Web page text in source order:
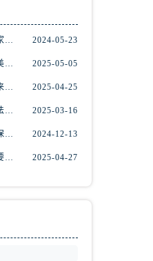
万宝龙手表维修部网点哪家好(万宝龙手表售后维修服务专业、快捷、可靠的推荐) 2024-05-23
北京市西城区展览路街道美度手表维修点地址电话查询 2025-05-05
上海卡地亚手表维修中心来教你如何处理卡地亚手表走停的故障？ 2025-04-25
拜戈手表表链长度调节方法详解 2025-03-16
七个星期五手表表扣日常保养指南 2024-12-13
宝珀表壳划痕怎么办？不要慌，上海宝珀手表维修中心来帮忙 2025-04-27